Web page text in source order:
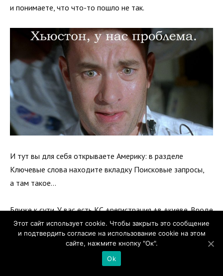
и понимаете, что что-то пошло не так.
И тут вы для себя открываете Америку: в разделе
Ключевые слова находите вкладку Поисковые запросы,
а там такое…
Ближе к сути. У вас есть КС +регистрация +в +киеве. Вроде
относится к вашим услугам, но посмотрев запросы,
вы понимаете, что данный ключ принес вам кучу мусора.
Например, ваша реклама показывалась по запросам:
регистрация в детсад Киева, регистрация авто/жилья/
Этот сайт использует cookie. Чтобы закрыть это сообщение
и подтвердить согласие на использование cookie на этом
сайте, нажмите кнопку "Ок".
Ok